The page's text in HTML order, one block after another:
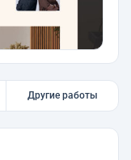
Другие работы